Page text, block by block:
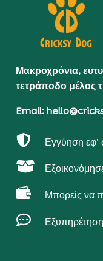
Μακροχρόνια,
τετράποδο μέλος
Email:
 Εγγύηση

 Μπορείς να
